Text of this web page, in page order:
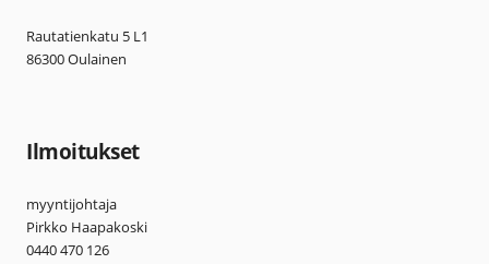
Rautatienkatu 5 L1
86300 Oulainen
Ilmoitukset
myyntijohtaja
Pirkko Haapakoski
0440 470 126